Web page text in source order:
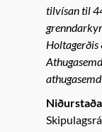
tilvísan til
Holtagerðis